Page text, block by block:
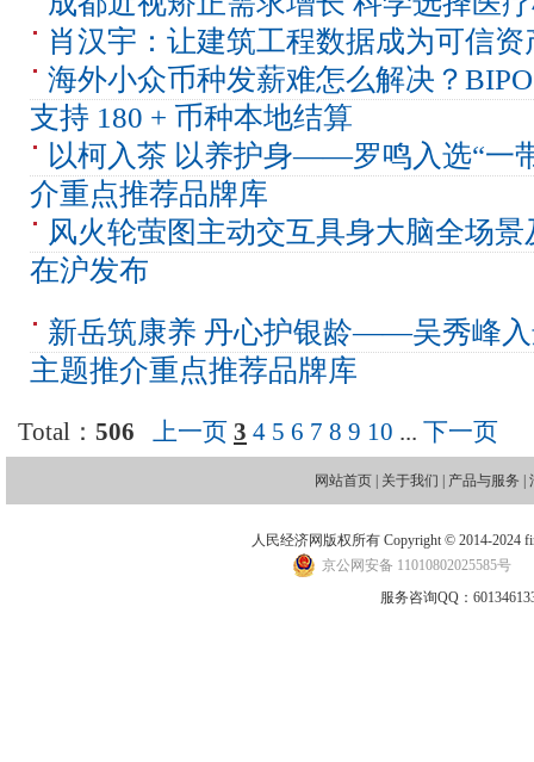
肖汉宇：让建筑工程数据成为可信资
海外小众币种发薪难怎么解决？
支持 180 + 币种本地结算
以柯入茶 以养护身——罗鸣入选“一
介重点推荐品牌库
风火轮萤图主动交互具身大脑全场
在沪发布
新岳筑康养 丹心护银龄——吴秀峰入
主题推介重点推荐品牌库
Total： 506 上一页 3 4 5 6 7 8 9 10 ... 下一页
网站首页 关于我们 产品与服务
人民经济网版权所有 Copyright © 2014-2024
京公网安备 11010802025585号
服务咨询QQ：